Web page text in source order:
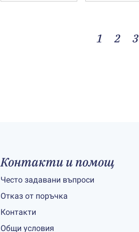
1 2 3
Контакти и помощ
Често задавани въпроси
Отказ от поръчка
Контакти
Общи условия